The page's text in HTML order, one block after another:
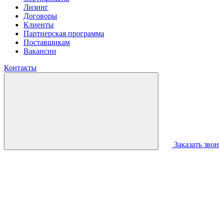
Лизинг
Договоры
Клиенты
Партнерская программа
Поставщикам
Вакансии
Контакты
Заказать